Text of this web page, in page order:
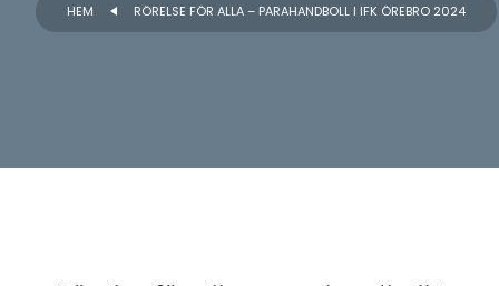
HEM RÖRELSE FÖR ALLA – PARAHANDBOLL I IFK ÖREBRO 2024